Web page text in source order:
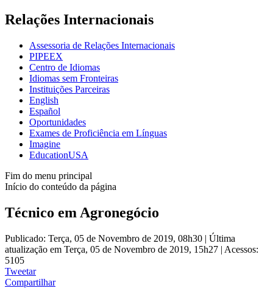
Relações Internacionais
Assessoria de Relações Internacionais
PIPEEX
Centro de Idiomas
Idiomas sem Fronteiras
Instituições Parceiras
English
Español
Oportunidades
Exames de Proficiência em Línguas
Imagine
EducationUSA
Fim do menu principal
Início do conteúdo da página
Técnico em Agronegócio
Publicado: Terça, 05 de Novembro de 2019, 08h30 | Última
atualização em Terça, 05 de Novembro de 2019, 15h27 | Acessos:
5105
Tweetar
Compartilhar